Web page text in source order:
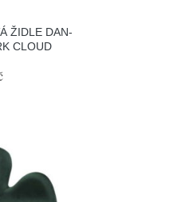
ŽIDLE DAN-
CLOUD